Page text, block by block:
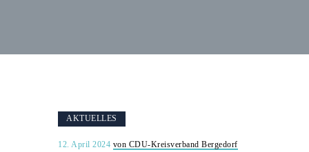
AKTUELLES
12. April 2024 von CDU-Kreisverband Bergedorf